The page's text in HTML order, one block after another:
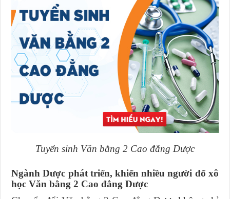
Tuyển sinh Văn bằng 2 Cao đẳng Dược
Ngành Dược phát triển, khiến nhiều người đổ xô
học Văn bằng 2 Cao đẳng Dược